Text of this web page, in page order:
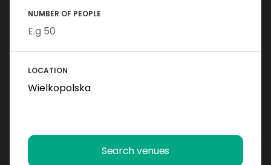
NUMBER OF PEOPLE
LOCATION
Search venues